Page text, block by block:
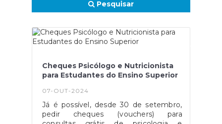
Pesquisar
Cheques Psicólogo e Nutricionista
para Estudantes do Ensino Superior
07-OUT-2024
Já é possível, desde 30 de setembro,
pedir cheques (vouchers) para